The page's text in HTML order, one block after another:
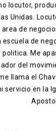
locutor,
Unidas.
area de
de
Me
del
llama el
servicio en la